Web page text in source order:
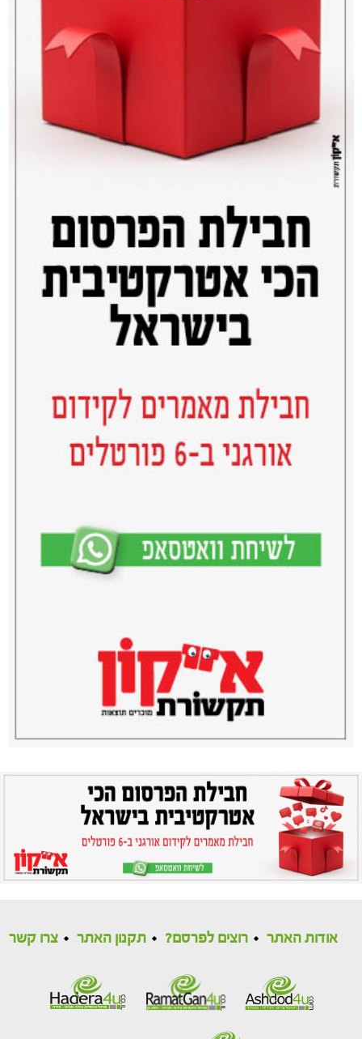
אודות האתר רוצים לפרסם? תקנון האתר צרו קשר